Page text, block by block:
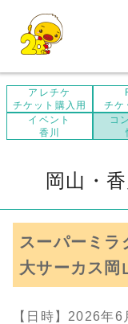
アレチケ
チケット購入用
チケ
イベント
香川
コ
岡山・
スーパーミ
大サーカス岡
【日時】2026年